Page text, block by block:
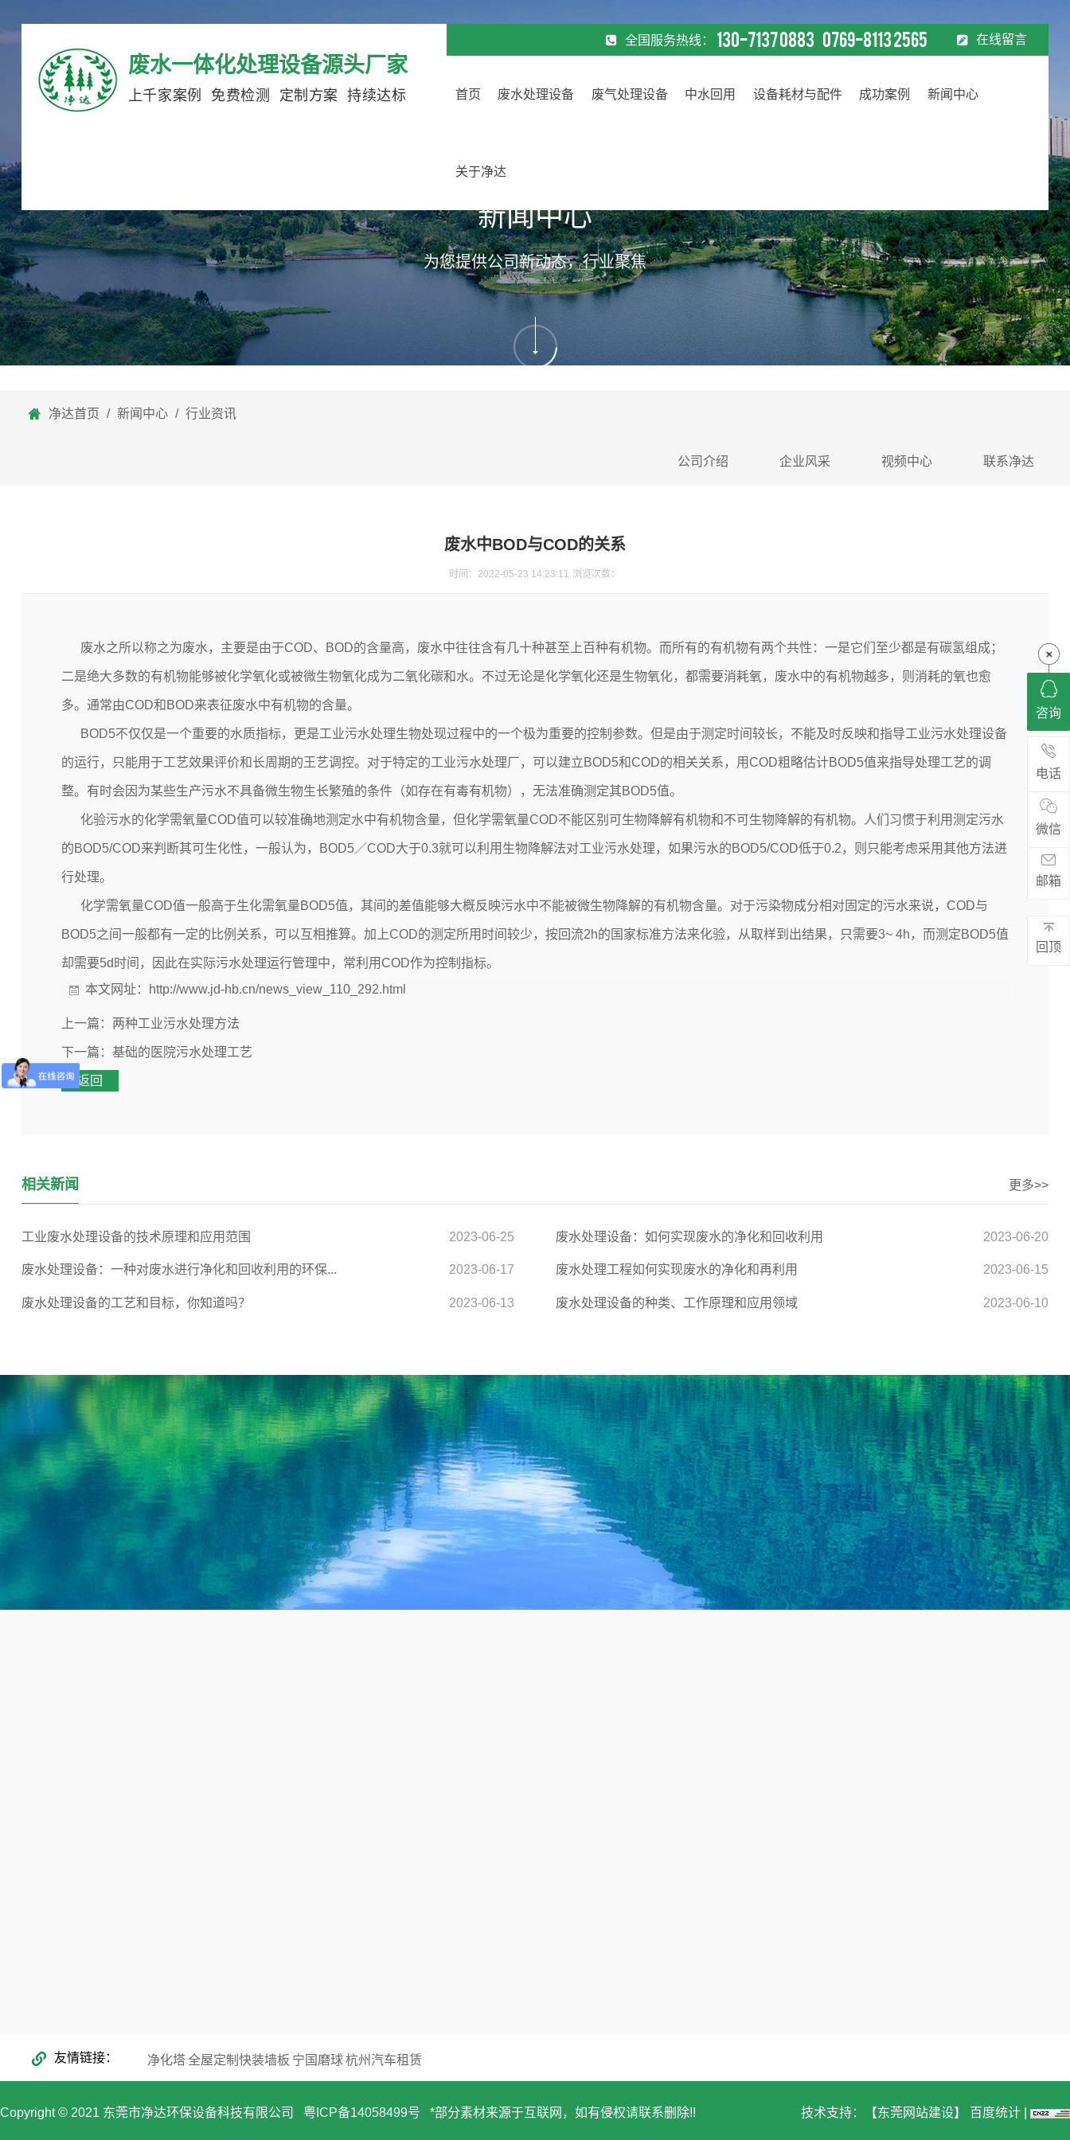
新闻中心
为您提供公司新动态，行业聚焦
废水一体化处理设备源头厂家
上千家案例 免费检测 定制方案 持续达标
在线留言
全国服务热线： 130-7137 0883 0769-8113 2565
首页 废水处理设备 废气处理设备 中水回用 设备耗材与配件 成功案例 新闻中心
关于净达
净达首页 / 新闻中心 / 行业资讯
公司介绍 企业风采 视频中心 联系净达
废水中BOD与COD的关系
时间：2022-05-23 14:23:11 浏览次数：
废水之所以称之为废水，主要是由于COD、BOD的含量高，废水中往往含有几十种甚至上百种有机物。而所有的有机物有两个共性：一是它们至少都是有碳氢组成；
二是绝大多数的有机物能够被化学氧化或被微生物氧化成为二氧化碳和水。不过无论是化学氧化还是生物氧化，都需要消耗氧，废水中的有机物越多，则消耗的氧也愈
多。通常由COD和BOD来表征废水中有机物的含量。
BOD5不仅仅是一个重要的水质指标，更是工业污水处理生物处现过程中的一个极为重要的控制参数。但是由于测定时间较长，不能及时反映和指导工业污水处理设备
的运行，只能用于工艺效果评价和长周期的王艺调控。对于特定的工业污水处理厂，可以建立BOD5和COD的相关关系，用COD粗略估计BOD5值来指导处理工艺的调
整。有时会因为某些生产污水不具备微生物生长繁殖的条件（如存在有毒有机物），无法准确测定其BOD5值。
化验污水的化学需氧量COD值可以较准确地测定水中有机物含量，但化学需氧量COD不能区别可生物降解有机物和不可生物降解的有机物。人们习惯于利用测定污水
的BOD5/COD来判断其可生化性，一般认为，BOD5／COD大于0.3就可以利用生物降解法对工业污水处理 ，如果污水的BOD5/COD低于0.2，则只能考虑采用其他方法进
行处理。
化学需氧量COD值一般高于生化需氧量BOD5值，其间的差值能够大概反映污水中不能被微生物降解的有机物含量。对于污染物成分相对固定的污水来说，COD与
BOD5之间一般都有一定的比例关系，可以互相推算。加上COD的测定所用时间较少，按回流2h的国家标准方法来化验，从取样到出结果，只需要3~ 4h，而测定BOD5值
却需要5d时间，因此在实际污水处理运行管理中，常利用COD作为控制指标。
本文网址：
http://www.jd-hb.cn/news_view_110_292.html
上一篇： 两种工业污水处理方法
下一篇： 基础的医院污水处理工艺
返回
相关新闻 更多>>
工业废水处理设备的技术原理和应用范围 2023-06-25 废水处理设备：如何实现废水的净化和回收利用 2023-06-20
废水处理设备：一种对废水进行净化和回收利用的环保... 2023-06-17 废水处理工程如何实现废水的净化和再利用 2023-06-15
废水处理设备的工艺和目标，你知道吗？ 2023-06-13 废水处理设备的种类、工作原理和应用领域 2023-06-10
友情链接 净化塔 全屋定制快装墙板 宁国磨球 杭州汽车租赁
Copyright © 2021 东莞市净达环保设备科技有限公司 粤ICP备14058499号 *部分素材来源于互联网，如有侵权请联系删除!! 技术支持： 【东莞网站建设】 百度统计
咨询
电话
微信
邮箱
回顶